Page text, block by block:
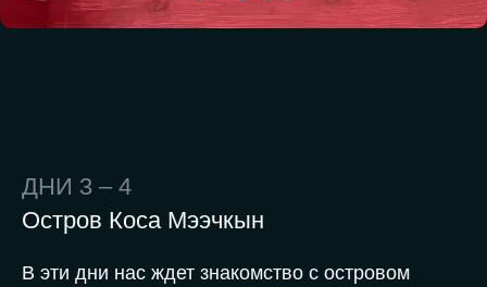
ДНИ 3 – 4
Остров Коса Мээчкын
В эти дни нас ждет знакомство с островом